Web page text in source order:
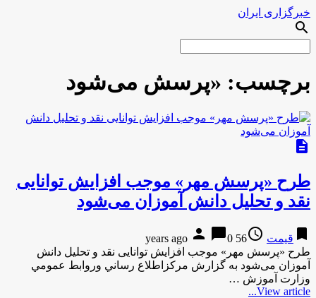
خبرگزاری ایران
search
برچسب: «پرسش می‌شود
description
طرح «پرسش مهر» موجب افزایش توانایی
نقد و تحلیل دانش آموزان می‌شود
bookmark قیمت access_time
56 years ago
person chat_bubble0
طرح «پرسش مهر» موجب افزایش توانایی نقد و تحلیل دانش
آموزان می‌شود به گزارش مركزاطلاع رساني وروابط عمومي
وزارت آموزش …
View article...